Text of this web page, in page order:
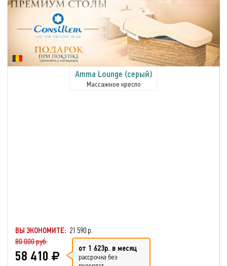
Amma Lounge (серый)
Массажное кресло
ВЫ ЭКОНОМИТЕ: 21 590 р.
80 000 руб.
58 410 от 1 623р. в месяц
рассрочка без